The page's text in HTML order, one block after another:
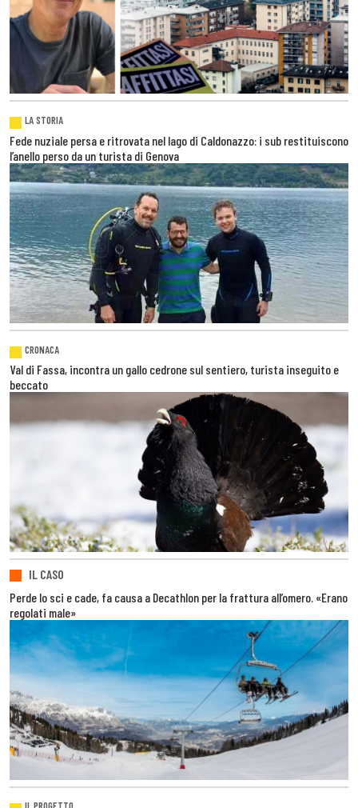
LA STORIA
Fede nuziale persa e ritrovata nel lago di Caldonazzo: i sub restituiscono
l’anello perso da un turista di Genova
CRONACA
Val di Fassa, incontra un gallo cedrone sul sentiero, turista inseguito e
beccato
IL CASO
Perde lo sci e cade, fa causa a Decathlon per la frattura all’omero. «Erano
regolati male»